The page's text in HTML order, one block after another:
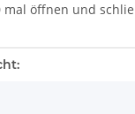
mal öffnen und